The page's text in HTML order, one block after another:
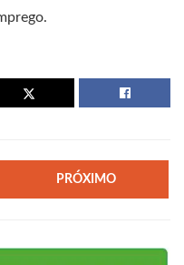
PRÓXIMO